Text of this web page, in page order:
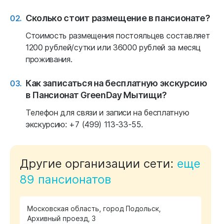
Сколько стоит размещение в пансионате?
Стоимость размещения постояльцев составляет
1200 рублей/сутки или 36000 рублей за месяц
проживания.
Как записаться на бесплатную экскурсию
в Пансионат GreenDay Мытищи?
Телефон для связи и записи на бесплатную
экскурсию: +7 (499) 113-33-55.
Другие организации сети: еще
89 пансионатов
Московская область, город Подольск,
Архивный проезд, 3